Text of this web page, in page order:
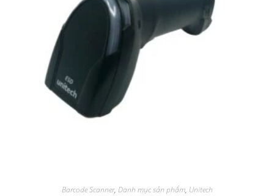
Barcode Scanner, Danh mục sản phẩm, Unitech